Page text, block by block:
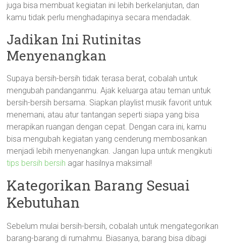
juga bisa membuat kegiatan ini lebih berkelanjutan, dan
kamu tidak perlu menghadapinya secara mendadak.
Jadikan Ini Rutinitas
Menyenangkan
Supaya bersih-bersih tidak terasa berat, cobalah untuk
mengubah pandanganmu. Ajak keluarga atau teman untuk
bersih-bersih bersama. Siapkan playlist musik favorit untuk
menemani, atau atur tantangan seperti siapa yang bisa
merapikan ruangan dengan cepat. Dengan cara ini, kamu
bisa mengubah kegiatan yang cenderung membosankan
menjadi lebih menyenangkan. Jangan lupa untuk mengikuti
tips bersih bersih agar hasilnya maksimal!
Kategorikan Barang Sesuai
Kebutuhan
Sebelum mulai bersih-bersih, cobalah untuk mengategorikan
barang-barang di rumahmu. Biasanya, barang bisa dibagi